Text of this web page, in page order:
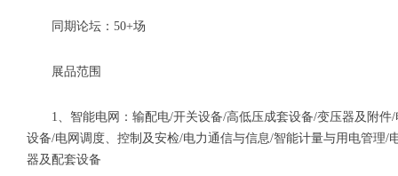
同期论坛：50+场
展品范围
1、智能电网：输配电/开关设备/高低压成套设备/变压器及附
设备/电网调度、控制及安检/电力通信与信息/智能计量与用电管理/
器及配套设备